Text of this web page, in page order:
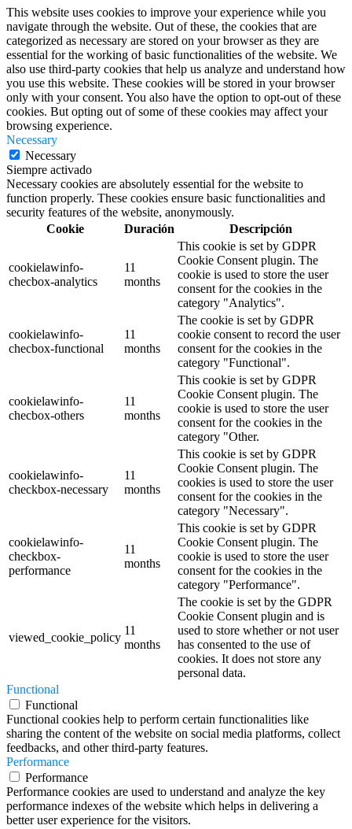
This website uses cookies to improve your experience while you
navigate through the website. Out of these, the cookies that are
categorized as necessary are stored on your browser as they are
essential for the working of basic functionalities of the website. We
also use third-party cookies that help us analyze and understand how
you use this website. These cookies will be stored in your browser
only with your consent. You also have the option to opt-out of these
cookies. But opting out of some of these cookies may affect your
browsing experience.
Necessary
Necessary
Siempre activado
Necessary cookies are absolutely essential for the website to
function properly. These cookies ensure basic functionalities and
security features of the website, anonymously.
Cookie
Duración Descripción
cookielawinfo-
checbox-analytics
11
months
This cookie is set by GDPR
Cookie Consent plugin. The
cookie is used to store the user
consent for the cookies in the
category "Analytics".
cookielawinfo-
checbox-functional
11
months
The cookie is set by GDPR
cookie consent to record the user
consent for the cookies in the
category "Functional".
cookielawinfo-
checbox-others
11
months
This cookie is set by GDPR
Cookie Consent plugin. The
cookie is used to store the user
consent for the cookies in the
category "Other.
cookielawinfo-
checkbox-necessary
11
months
This cookie is set by GDPR
Cookie Consent plugin. The
cookies is used to store the user
consent for the cookies in the
category "Necessary".
cookielawinfo-
checkbox-
performance
11
months
This cookie is set by GDPR
Cookie Consent plugin. The
cookie is used to store the user
consent for the cookies in the
category "Performance".
viewed_cookie_policy
11
months
The cookie is set by the GDPR
Cookie Consent plugin and is
used to store whether or not user
has consented to the use of
cookies. It does not store any
personal data.
Functional
Functional
Functional cookies help to perform certain functionalities like
sharing the content of the website on social media platforms, collect
feedbacks, and other third-party features.
Performance
Performance
Performance cookies are used to understand and analyze the key
performance indexes of the website which helps in delivering a
better user experience for the visitors.